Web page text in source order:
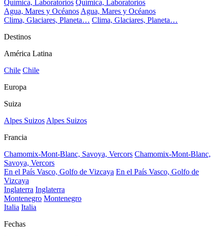
Química, Laboratorios Química, Laboratorios
Agua, Mares y OcéanosAgua, Mares y Océanos
Clima, Glaciares, Planeta… Clima, Glaciares, Planeta…
Destinos
América Latina
Chile Chile
Europa
Suiza
Alpes SuizosAlpes Suizos
Francia
Chamomix-Mont-Blanc, Savoya, Vercors Chamomix-Mont-Blanc,
Savoya, Vercors
En el País Vasco, Golfo de Vizcaya En el País Vasco, Golfo de
Vizcaya
Inglaterra Inglaterra
Montenegro Montenegro
Italia Italia
Fechas